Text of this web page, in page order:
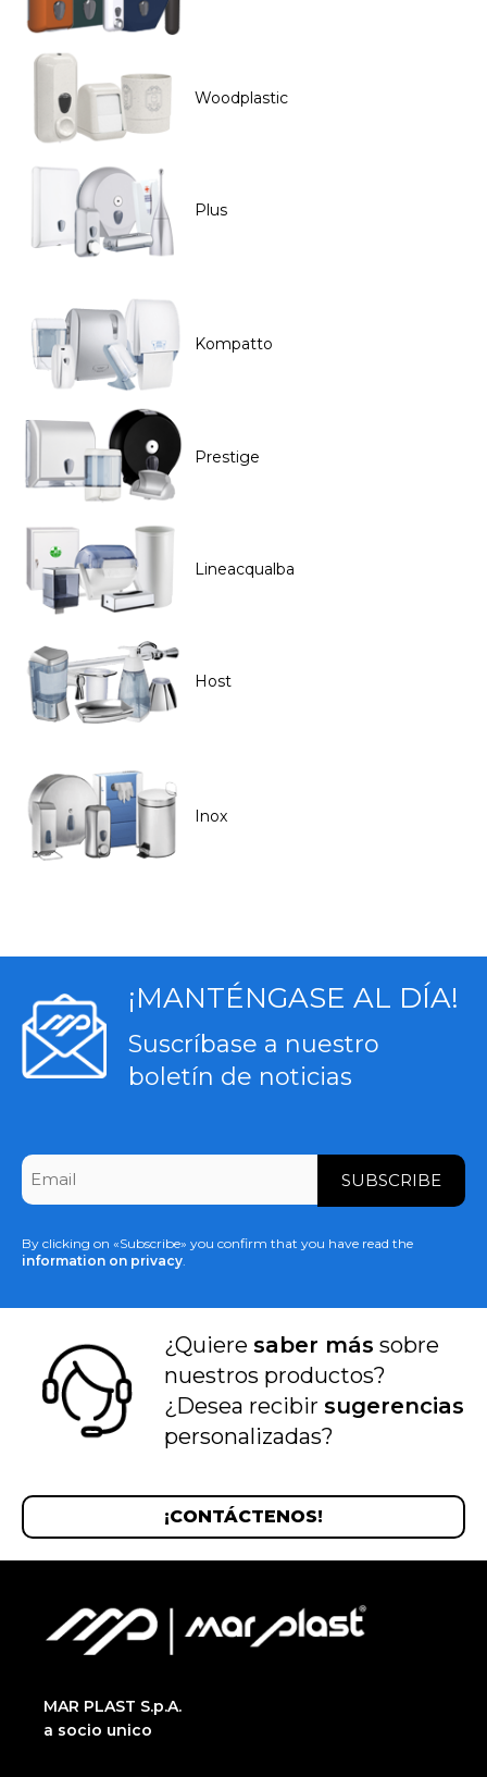
Woodplastic
Plus
Kompatto
Prestige
Lineacqualba
Host
Inox
¡MANTÉNGASE AL DÍA!
Suscríbase a nuestro
boletín de noticias
CAPTCHA
Email
By clicking on «Subscribe» you confirm that you have read the
information on privacy.
¿Quiere saber más sobre
nuestros productos?
¿Desea recibir sugerencias
personalizadas?
¡CONTÁCTENOS!
MAR PLAST S.p.A.
a socio unico